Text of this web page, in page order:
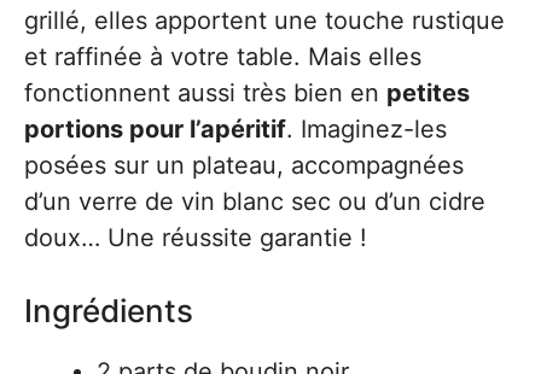
grillé, elles apportent une touche rustique
et raffinée à votre table. Mais elles
fonctionnent aussi très bien en petites
portions pour l’apéritif. Imaginez-les
posées sur un plateau, accompagnées
d’un verre de vin blanc sec ou d’un cidre
doux… Une réussite garantie !
Ingrédients